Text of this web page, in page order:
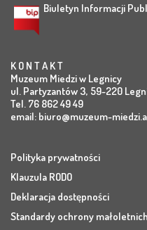
Biuletyn Informacji
K O N T A K T
Muzeum Miedzi w Legnicy
ul. Partyzantów 3, 59-220
Tel. 76 862 49 49
email: biuro@muzeum-
Polityka prywatności
Klauzula RODO
Deklaracja dostępności
Standardy ochrony małoletnich